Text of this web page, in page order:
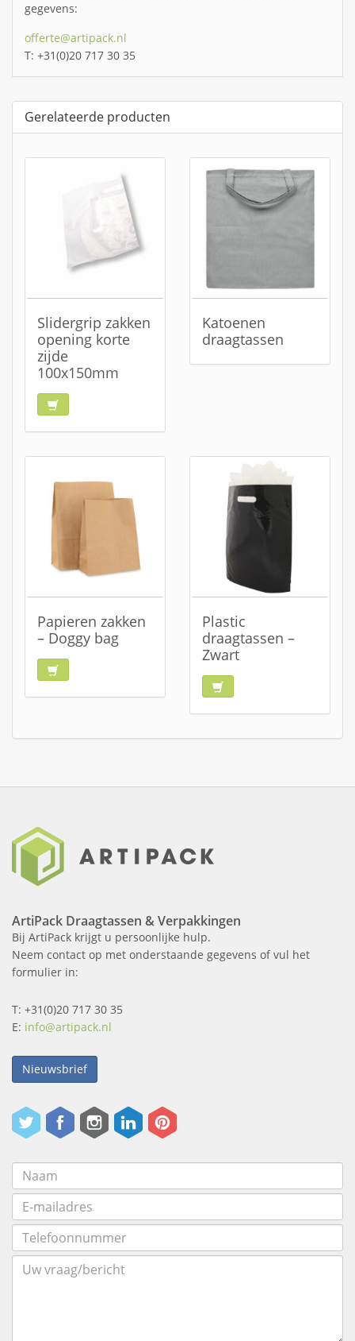
gegevens:
offerte@artipack.nl
T: +31(0)20 717 30 35
Gerelateerde producten
Slidergrip zakken
opening korte
zijde
100x150mm
Katoenen
draagtassen
Papieren zakken
– Doggy bag
Plastic
draagtassen –
Zwart
ArtiPack Draagtassen & Verpakkingen
Bij ArtiPack krijgt u persoonlijke hulp.
Neem contact op met onderstaande gegevens of vul het
formulier in:
T: +31(0)20 717 30 35
E: info@artipack.nl
Nieuwsbrief